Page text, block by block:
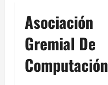
Asociación
Gremial De
Computación